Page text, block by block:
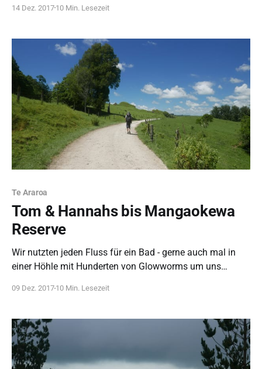
14 Dez. 2017 10 Min. Lesezeit
Te Araroa
Tom & Hannahs bis Mangaokewa
Reserve
Wir nutzten jeden Fluss für ein Bad - gerne auch mal in
einer Höhle mit Hunderten von Glowworms um uns
09 Dez. 2017 10 Min. Lesezeit